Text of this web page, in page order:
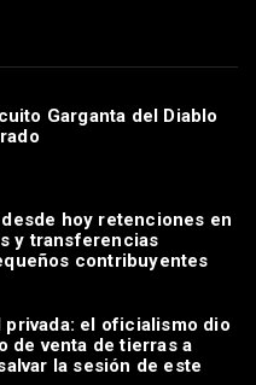
Garganta del Diablo
hoy retenciones en
y transferencias
contribuyentes
privada: el oficialismo dio
de venta de tierras a
la sesión de este